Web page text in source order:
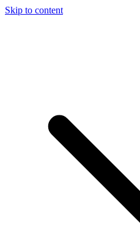
Skip to content